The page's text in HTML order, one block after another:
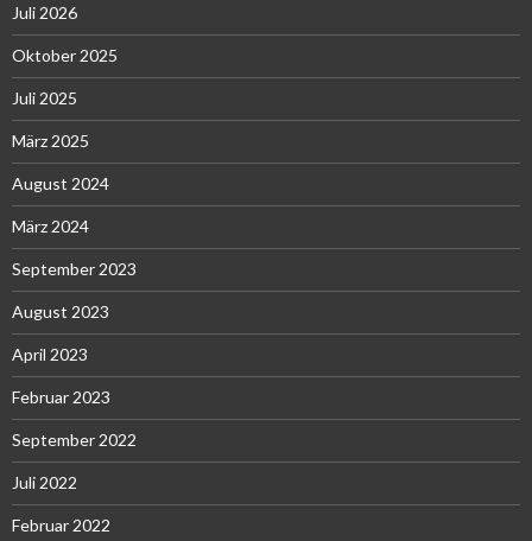
Juli 2026
Oktober 2025
Juli 2025
März 2025
August 2024
März 2024
September 2023
August 2023
April 2023
Februar 2023
September 2022
Juli 2022
Februar 2022